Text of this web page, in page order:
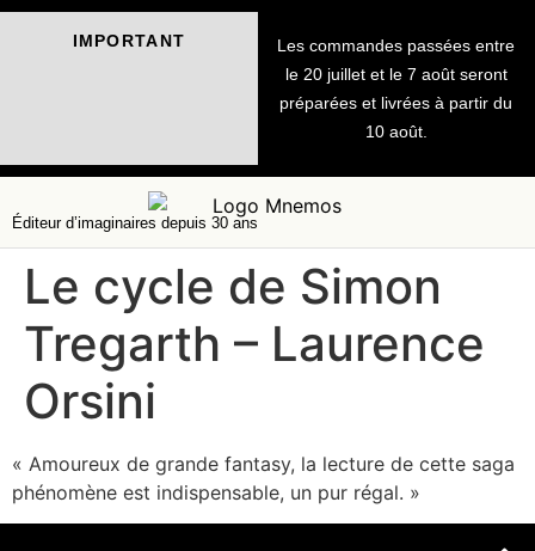
IMPORTANT
Les commandes passées entre
le 20 juillet et le 7 août seront
préparées et livrées à partir du
10 août.
Éditeur d’imaginaires depuis 30 ans
Le cycle de Simon
Tregarth – Laurence
Orsini
« Amoureux de grande fantasy, la lecture de cette saga
phénomène est indispensable, un pur régal. »